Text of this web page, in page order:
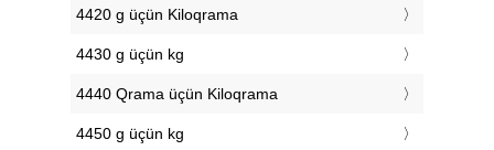
4420 g üçün Kiloqrama
4430 g üçün kg
4440 Qrama üçün Kiloqrama
4450 g üçün kg